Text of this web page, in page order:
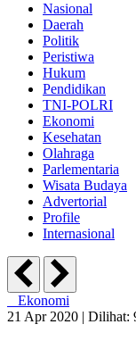
Nasional
Daerah
Politik
Peristiwa
Hukum
Pendidikan
TNI-POLRI
Ekonomi
Kesehatan
Olahraga
Parlementaria
Wisata Budaya
Advertorial
Profile
Internasional
Ekonomi
21 Apr 2020 | Dilihat: